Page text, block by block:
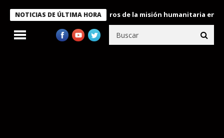
NOTICIAS DE ÚLTIMA HORA
Bukele condecora a miembros de la misión humanitaria enviada